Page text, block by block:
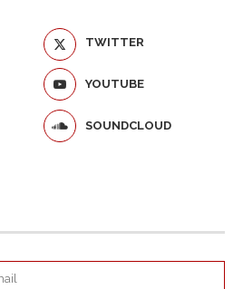
TWITTER
YOUTUBE
SOUNDCLOUD